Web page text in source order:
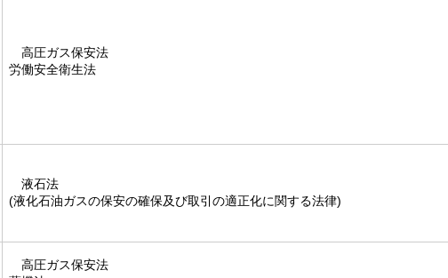
高圧ガス保安法
労働安全衛生法
液石法
(液化石油ガスの保安の確保及び取引の適正化に関する法律)
高圧ガス保安法